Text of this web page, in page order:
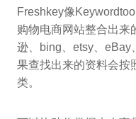
Freshkey像
购物电商网站整合出来
逊、bing、etsy、eBay
果查找出来的资料会按
类。